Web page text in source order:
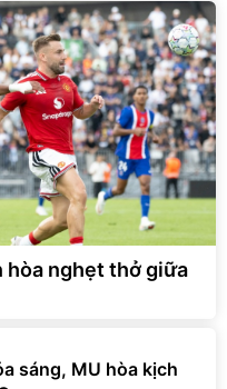
hòa nghẹt thở giữa
sáng, MU hòa kịch